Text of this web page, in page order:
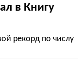
в Книгу
рекорд по числу